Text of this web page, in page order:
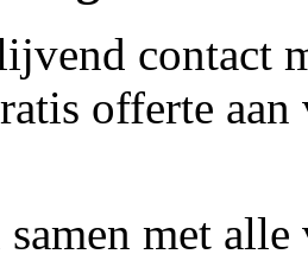
contact
offerte
met